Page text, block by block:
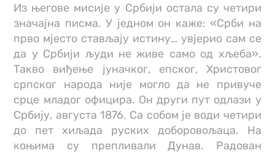
Из његове мисије у Србији остала су четири
значајна писма. У једном он каже: «Срби на
прво мјесто стављају истину… увјерио сам се
да у Србији људи не живе само од хљеба».
Такво виђење јуначког, епског, Христовог
српског народа није могло да не привуче
срце младог официра. Он други пут одлази у
Србију, августа 1876. Са собом је води четири
до пет хиљада руских доборовољаца. На
коњима су препливали Дунав. Радован